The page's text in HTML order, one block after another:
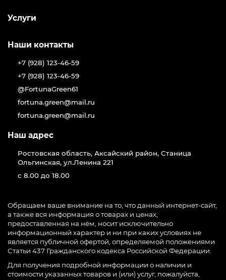
Услуги
Наши контакты
+7 (928) 123-46-59
+7 (928) 123-46-59
@FortunaGreen61
fortuna.green@mail.ru
fortuna.green@mail.ru
Наш адрес
Ростовская область, Аксайский район, Станица
Ольгинская, ул.Ленина 221
с 8.00 до 18.00
Обращаем ваше внимание на то, что данный интернет-сайт,
а также вся информация о товарах и ценах,
предоставленная на нём, носит исключительно
информационный характер и ни при каких условиях не
является публичной офертой, определяемой положениями
Статьи 437 Гражданского кодекса Российской Федерации.
Для получения подробной информации о наличии и
стоимости указанных товаров и (или) услуг, пожалуйста,